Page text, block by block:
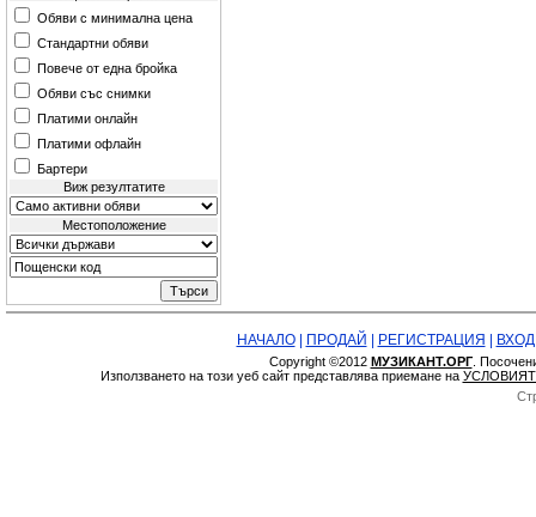
Обяви с минимална цена
Стандартни обяви
Повече от една бройка
Обяви със снимки
Платими онлайн
Платими офлайн
Бартери
Виж резултатите
Местоположение
НАЧАЛО| ПРОДАЙ РЕГИСТРАЦИЯ ВХОД
Copyright ©2012 МУЗИКАНТ.ОРГ.
Използването на този уеб сайт представлява приемане на